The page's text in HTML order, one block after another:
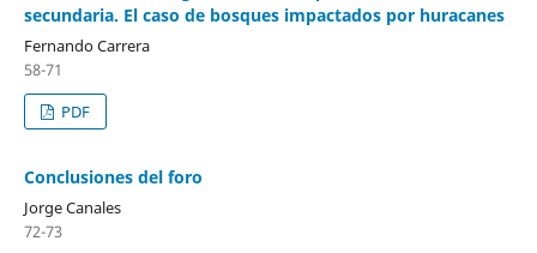
secundaria. El caso de bosques impactados por huracanes
Fernando Carrera
58-71
PDF
Conclusiones del foro
Jorge Canales
72-73